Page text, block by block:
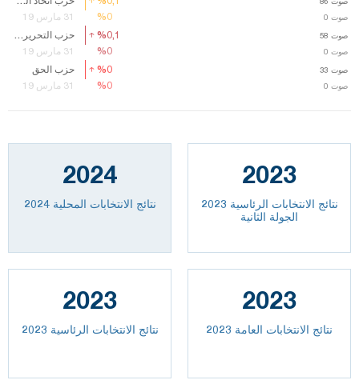
حزب التحرير الشعبي
حزب الحق
%0,1 58 صوت
%0 33 صوت
%0,1 58 صوت
%0 33 صوت
31 مارس 19
31 مارس 19
31 مارس 19
%0 0 صوت
%0 0 صوت
%0 0 صوت
%0
%0
%0
2024
نتائج الانتخابات المحلية 2024
2023
نتائج الانتخابات الرئاسية 2023
الجولة الثانية
2023
نتائج الانتخابات الرئاسية 2023
2023
2023 نتائج الانتخابات العامة